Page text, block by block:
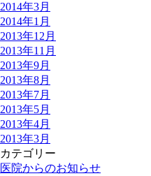
2014年3月
2014年1月
2013年12月
2013年11月
2013年9月
2013年8月
2013年7月
2013年5月
2013年4月
2013年3月
カテゴリー
医院からのお知らせ